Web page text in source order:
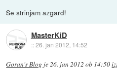
Se strinjam azgard!
MasterKiD
::26. jan 2012, 14:52
Goran's Blog je26. jan 2012 ob 14:50